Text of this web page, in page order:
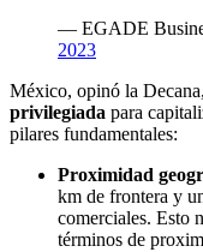
— EGADE
2023
México, opinó la
privilegiada para
pilares fundamentales:
Proximidad
km de frontera y
comerciales. Esto
términos de